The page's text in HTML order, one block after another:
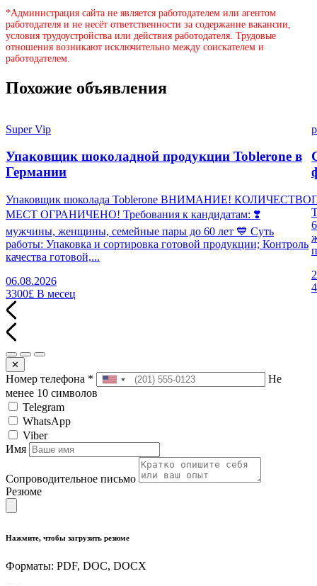
*Администрация сайта не является работодателем или агентом
работодателя и не несёт ответственности за содержание вакансии,
условия трудоустройства или действия работодателя. Трудовые
отношения возникают исключительно между соискателем и
работодателем.
Похожие объявления
Super Vip
Упаковщик шоколадной продукции Toblerone в
Германии
Упаковщик шоколада Toblerone ВНИМАНИЕ! КОЛИЧЕСТВО
МЕСТ ОГРАНИЧЕНО! Требования к кандидатам: ❣️
мужчины, женщины, семейные пары до 60 лет 💙 Суть
работы: Упаковка и сортировка готовой продукции; Контроль
качества готовой,...
06.08.2026
3300£ В месец
✕
Номер телефона *
Не
менее 10 символов
Telegram
WhatsApp
Viber
Имя
Сопроводительное письмо
Резюме
Нажмите, чтобы загрузить резюме
Форматы: PDF, DOC, DOCX